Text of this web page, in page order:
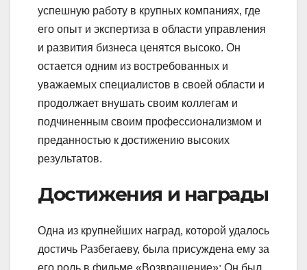
успешную работу в крупных компаниях, где
его опыт и экспертиза в области управления
и развития бизнеса ценятся высоко. Он
остается одним из востребованных и
уважаемых специалистов в своей области и
продолжает внушать своим коллегам и
подчиненным своим профессионализмом и
преданностью к достижению высоких
результатов.
Достижения и награды
Одна из крупнейших наград, которой удалось
достичь Разбегаеву, была присуждена ему за
его роль в фильме «Возвращение»: Он был